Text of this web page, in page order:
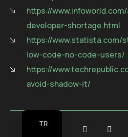
https://
developer-shortage.html
https://www.statista.com/
low-code-no-code-users/
https://
avoid-shadow-it/
TR